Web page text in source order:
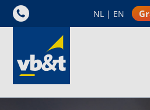
NL | EN